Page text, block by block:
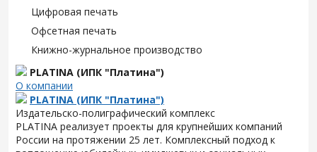
Цифровая печать
Офсетная печать
Книжно-журнальное производство
PLATINA (ИПК "Платина")
О компании
PLATINA (ИПК "Платина")
Издательско-полиграфический комплекс
PLATINA реализует проекты для крупнейших компаний
России на протяжении 25 лет. Комплексный подход к